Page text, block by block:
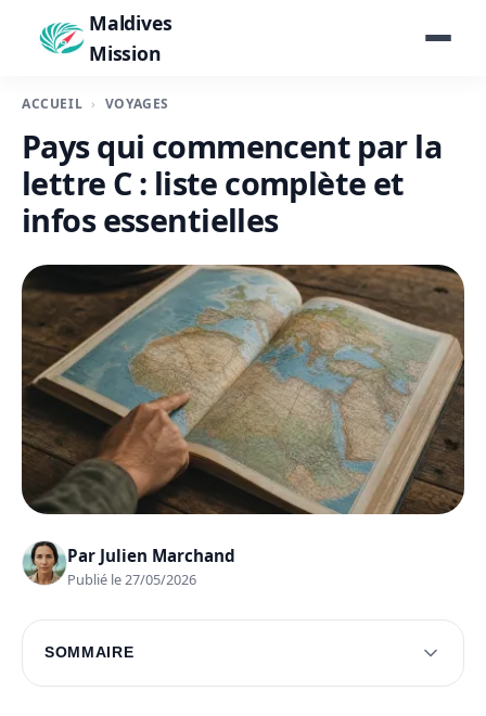
Maldives
Mission
ACCUEIL VOYAGES
Pays qui commencent par la
lettre C : liste complète et
infos essentielles
Par Julien Marchand
Publié le 27/05/2026
SOMMAIRE
Découverte des pays par continent